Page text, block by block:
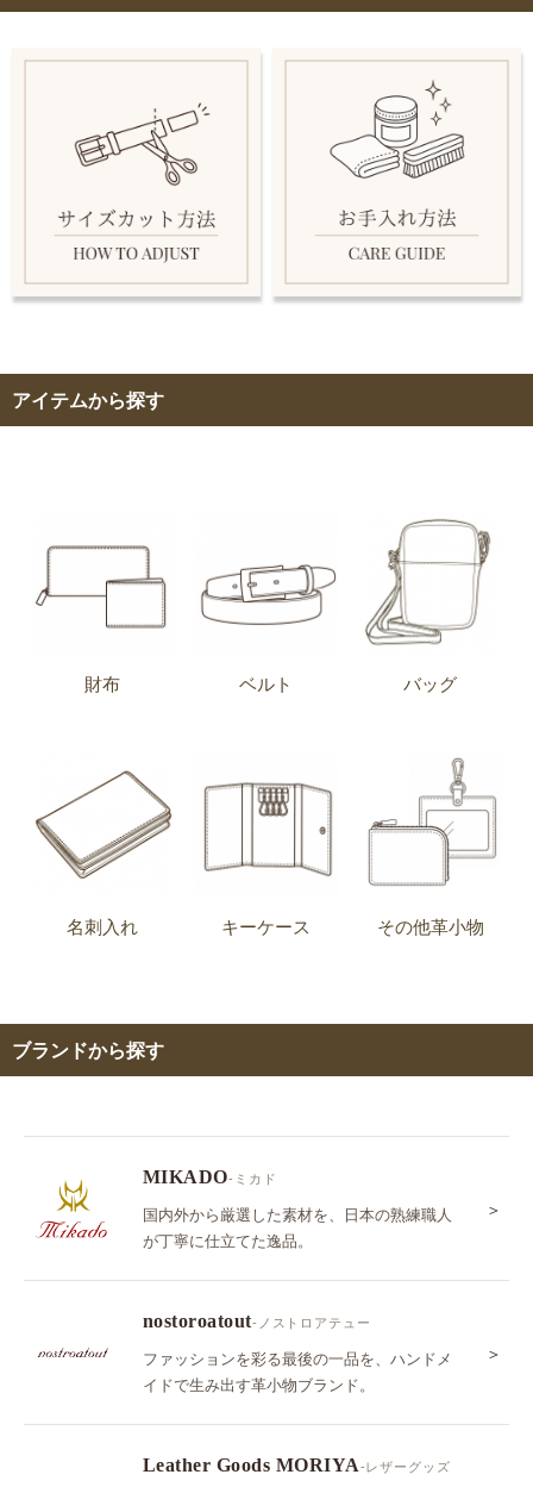
アイテムから探す
財布 ベルト バッグ
名刺入れ キーケース その他革小物
ブランドから探す
MIKADO-ミカド
国内外から厳選した素材を、日本の熟練職人
が丁寧に仕立てた逸品。
＞
nostoroatout-ノストロアテュー
ファッションを彩る最後の一品を、ハンドメ
イドで生み出す革小物ブランド。
＞
Leather Goods MORIYA-レザーグッズ